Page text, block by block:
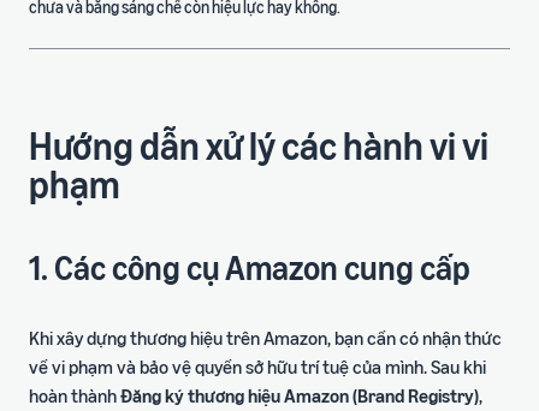
chưa và bằng sáng chế còn hiệu lực hay không.
Hướng dẫn xử lý các hành vi vi
phạm
1. Các công cụ Amazon cung cấp
Khi xây dựng thương hiệu trên Amazon, bạn cần có nhận thức
về vi phạm và bảo vệ quyền sở hữu trí tuệ của mình. Sau khi
hoàn thànhĐăng ký thương hiệu Amazon (Brand Registry),